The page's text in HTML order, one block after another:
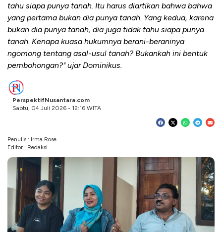
tahu siapa punya tanah. Itu harus diartikan bahwa bahwa
yang pertama bukan dia punya tanah. Yang kedua, karena
bukan dia punya tanah, dia juga tidak tahu siapa punya
tanah. Kenapa kuasa hukumnya berani-beraninya
ngomong tentang asal-usul tanah? Bukankah ini bentuk
pembohongan?" ujar Dominikus.
PerspektifNusantara.com
Sabtu, 04 Juli 2026 - 12:16 WITA
Penulis : Irma Rose
Editor : Redaksi